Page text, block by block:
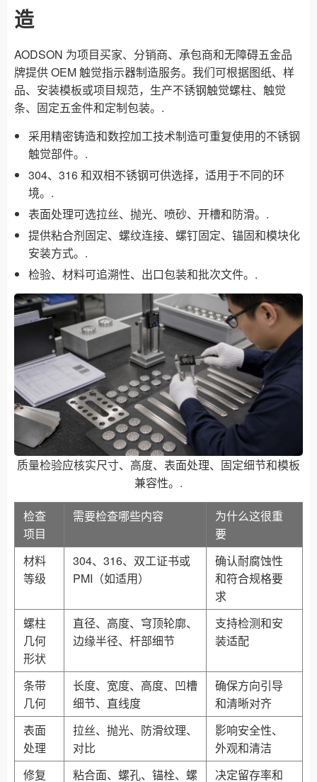
造
AODSON 为项目买家、分销商、承包商和无障碍五金品
牌提供 OEM 触觉指示器制造服务。我们可根据图纸、样
品、安装模板或项目规范，生产不锈钢触觉螺柱、触觉
条、固定五金件和定制包装。.
采用精密铸造和数控加工技术制造可重复使用的不锈钢
触觉部件。.
304、316 和双相不锈钢可供选择，适用于不同的环
境。.
表面处理可选拉丝、抛光、喷砂、开槽和防滑。.
提供粘合剂固定、螺纹连接、螺钉固定、锚固和模块化
安装方式。.
检验、材料可追溯性、出口包装和批次文件。.
质量检验应核实尺寸、高度、表面处理、固定细节和模板
兼容性。.
检查
项目
需要检查哪些内容
为什么这很重
要
材料
等级
304、316、双工证书或
PMI（如适用）
确认耐腐蚀性
和符合规格要
求
螺柱
几何
形状
直径、高度、穹顶轮廓、
边缘半径、杆部细节
支持检测和安
装适配
条带
几何
长度、宽度、高度、凹槽
细节、直线度
确保方向引导
和清晰对齐
表面
处理
拉丝、抛光、防滑纹理、
对比
影响安全性、
外观和清洁
修复
粘合面、螺孔、锚栓、螺 决定留存率和